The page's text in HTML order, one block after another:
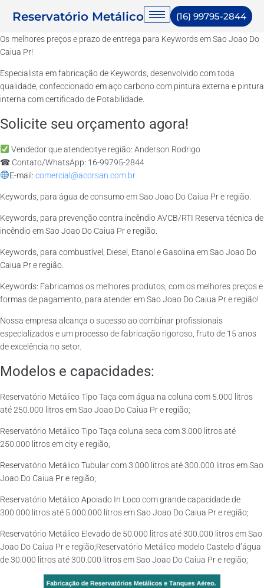
Reservatório Metálico (16) 99795-2844
Os melhores preços e prazo de entrega para Keywords em Sao Joao Do
Caiua Pr!
Especialista em fabricação de Keywords, desenvolvido com toda
qualidade, confeccionado em aço carbono com pintura externa e pintura
interna com certificado de Potabilidade.
Solicite seu orçamento agora!
Vendedor que atendecitye região: Anderson Rodrigo
☎ Contato/WhatsApp: 16-99795-2844
E-mail: comercial@acorsan.com.br
Keywords, para água de consumo em Sao Joao Do Caiua Pr e região.
Keywords, para prevenção contra incêndio AVCB/RTI Reserva técnica de
incêndio em Sao Joao Do Caiua Pr e região.
Keywords, para combustível, Diesel, Etanol e Gasolina em Sao Joao Do
Caiua Pr e região.
Keywords: Fabricamos os melhores produtos, com os melhores preços e
formas de pagamento, para atender em Sao Joao Do Caiua Pr e região!
Nossa empresa alcança o sucesso ao combinar profissionais
especializados e um processo de fabricação rigoroso, fruto de 15 anos
de excelência no setor.
Modelos e capacidades:
Reservatório Metálico Tipo Taça com água na coluna com 5.000 litros
até 250.000 litros em Sao Joao Do Caiua Pr e região;
Reservatório Metálico Tipo Taça coluna seca com 3.000 litros até
250.000 litros em city e região;
Reservatório Metálico Tubular com 3.000 litros até 300.000 litros em Sao
Joao Do Caiua Pr e região;
Reservatório Metálico Apoiado In Loco com grande capacidade de
300.000 litros até 5.000.000 litros em Sao Joao Do Caiua Pr e região;
Reservatório Metálico Elevado de 50.000 litros até 300.000 litros em Sao
Joao Do Caiua Pr e região;Reservatório Metálico modelo Castelo d’água
de 30.000 litros até 300.000 litros em Sao Joao Do Caiua Pr e região;